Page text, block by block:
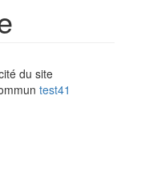
du site
test41